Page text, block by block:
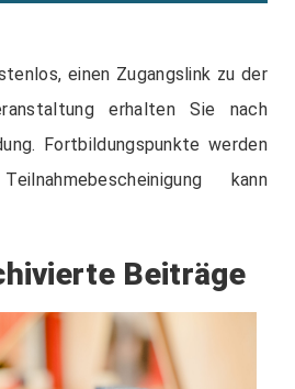
einen Zugangslink zu der
erhalten Sie nach
Fortbildungspunkte werden
kann
Beiträge